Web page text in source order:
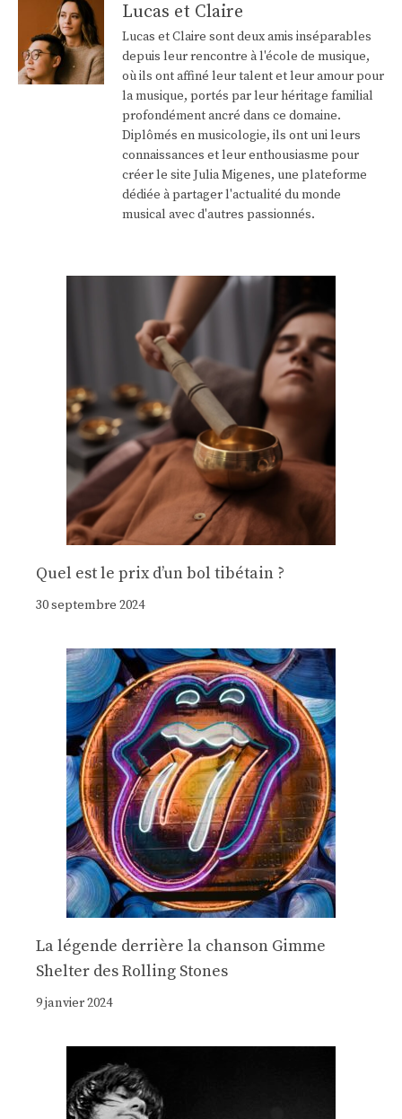
Lucas et Claire
Lucas et Claire sont deux amis inséparables
depuis leur rencontre à l'école de musique,
où ils ont affiné leur talent et leur amour pour
la musique, portés par leur héritage familial
profondément ancré dans ce domaine.
Diplômés en musicologie, ils ont uni leurs
connaissances et leur enthousiasme pour
créer le site Julia Migenes, une plateforme
dédiée à partager l'actualité du monde
musical avec d'autres passionnés.
Quel est le prix d’un bol tibétain ?
30 septembre 2024
La légende derrière la chanson Gimme
Shelter des Rolling Stones
9 janvier 2024